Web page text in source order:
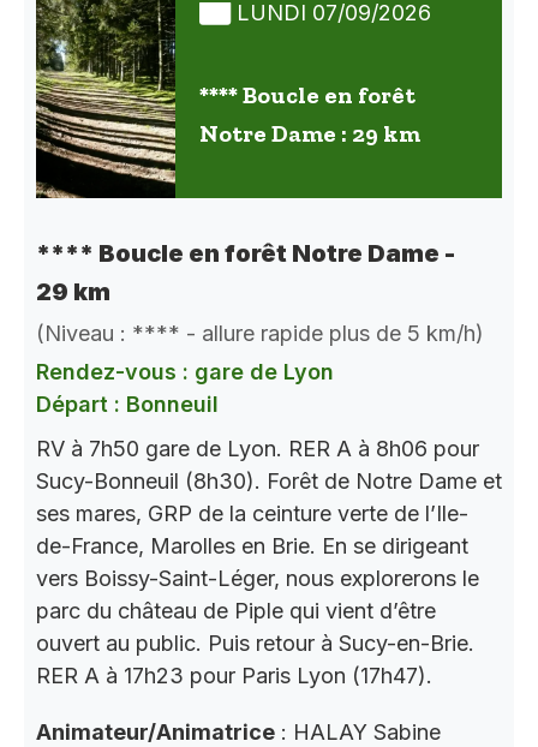
LUNDI 07/09/2026
**** Boucle en forêt
Notre Dame : 29 km
**** Boucle en forêt Notre Dame -
29 km
(Niveau : **** - allure rapide plus de 5 km/h)
Rendez-vous : gare de Lyon
Départ : Bonneuil
RV à 7h50 gare de Lyon. RER A à 8h06 pour
Sucy-Bonneuil (8h30). Forêt de Notre Dame et
ses mares, GRP de la ceinture verte de l’Ile-
de-France, Marolles en Brie. En se dirigeant
vers Boissy-Saint-Léger, nous explorerons le
parc du château de Piple qui vient d’être
ouvert au public. Puis retour à Sucy-en-Brie.
RER A à 17h23 pour Paris Lyon (17h47).
Animateur/Animatrice : HALAY Sabine